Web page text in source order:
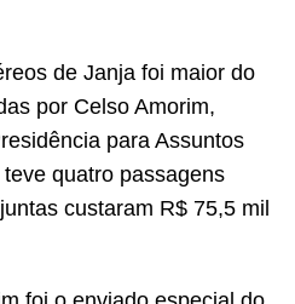
de Janja foi maior do
por Celso Amorim,
para Assuntos
quatro passagens
custaram R$ 75,5 mil